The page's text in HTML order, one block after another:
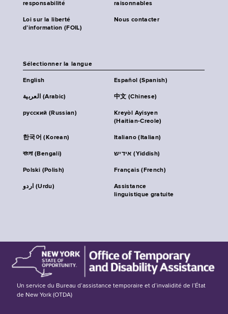
responsabilité
raisonnables
Loi sur la liberté
d’information (FOIL)
Nous contacter
Sélectionner la langue
English Español (Spanish)
العربية (Arabic) 中文 (Chinese)
русский (Russian)
Kreyòl Ayisyen
(Haitian-Creole)
한국어 (Korean) Italiano (Italian)
বাংলা (Bengali) אידיש (Yiddish)
Polski (Polish) Français (French)
اردو (Urdu)
Assistance
linguistique gratuite
Un service du Bureau d’assistance temporaire et d’invalidité de l’État
de New York (OTDA)